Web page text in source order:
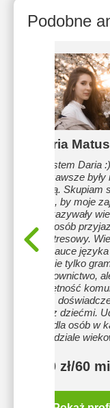
Podobne
Daria
Hej, jestem Daria
od zawsze
pasją. Skupiam
tym, by moje
przekazywały
sposób
bezstresowy.
przy nauce
jest nie tylko
czy słownictwo,
umiejętność
Mam
pracy z dziećmi.
lekcji dla osób w
przedziale
70 zł/60